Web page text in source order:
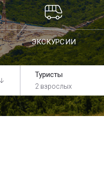
ЭКСКУРСИИ
Туристы
2 взрослых